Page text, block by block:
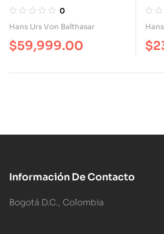
Conocemos
0
Hans Urs Von Balthasar
$59,999.00
Del
$
Información De Contacto
Bogotá D.C., Colombia